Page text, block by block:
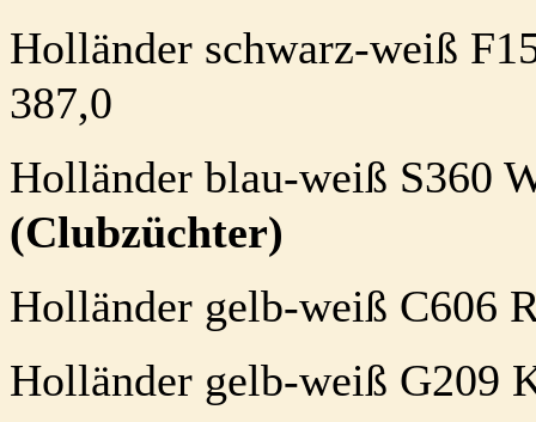
Holländer schwarz-weiß
387,0
Holländer blau-weiß S360
(Clubzüchter)
Holländer gelb-weiß C606
Holländer gelb-weiß G209